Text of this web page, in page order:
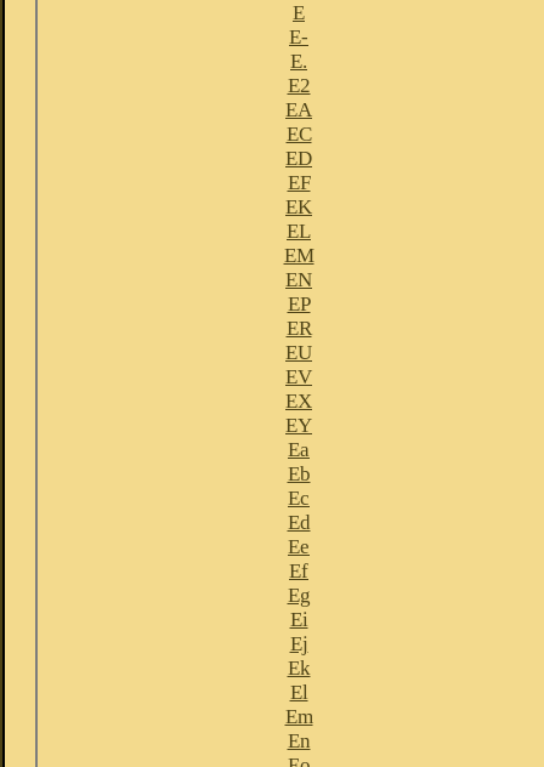
E
E-
E.
E2
EA
EC
ED
EF
EK
EL
EM
EN
EP
ER
EU
EV
EX
EY
Ea
Eb
Ec
Ed
Ee
Ef
Eg
Ei
Ej
Ek
El
Em
En